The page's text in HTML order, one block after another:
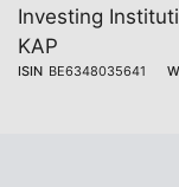
Investing
KAP
ISIN BE6348035641